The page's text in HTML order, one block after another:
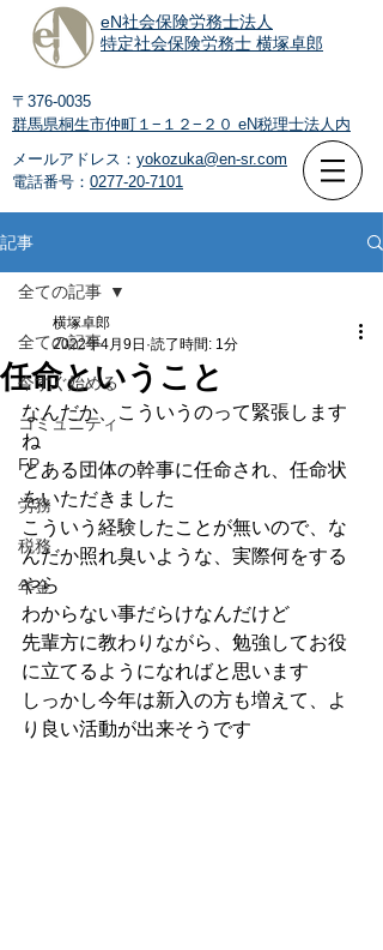
eN社会保険労務士法人
特定社会保険労務士 横塚卓郎
〒376-0035
群馬県桐生市仲町１−１２−２０ eN税理士法人内
メールアドレス： yokozuka@en-sr.com
電話番号： 0277-20-7101
記事
全ての記事
今すぐ始める
コミュニティ
FP
労務
税務
年金
全ての記事
任命ということ
横塚卓郎
2022年4月9日 読了時間: 1分
なんだか、こういうのって緊張します
ね
とある団体の幹事に任命され、任命状
をいただきました
こういう経験したことが無いので、な
んだか照れ臭いような、実際何をする
やら
わからない事だらけなんだけど
先輩方に教わりながら、勉強してお役
に立てるようになればと思います
しっかし今年は新入の方も増えて、よ
り良い活動が出来そうです